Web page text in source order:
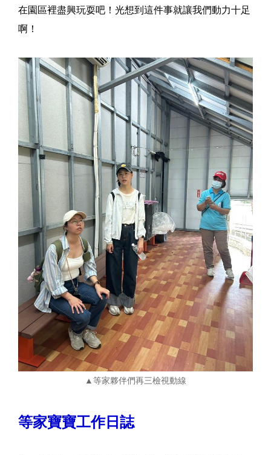
在園區裡盡興玩耍吧！光想到這件事就讓我們動力十足
啊！
▲等家夥伴們再三檢視動線
等家寶寶工作日誌